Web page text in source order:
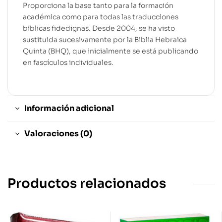
Proporciona la base tanto para la formación
académica como para todas las traducciones
bíblicas fidedignas. Desde 2004, se ha visto
sustituida sucesivamente por la Biblia Hebraica
Quinta (BHQ), que inicialmente se está publicando
en fascículos individuales.
Información adicional
Valoraciones (0)
Productos relacionados